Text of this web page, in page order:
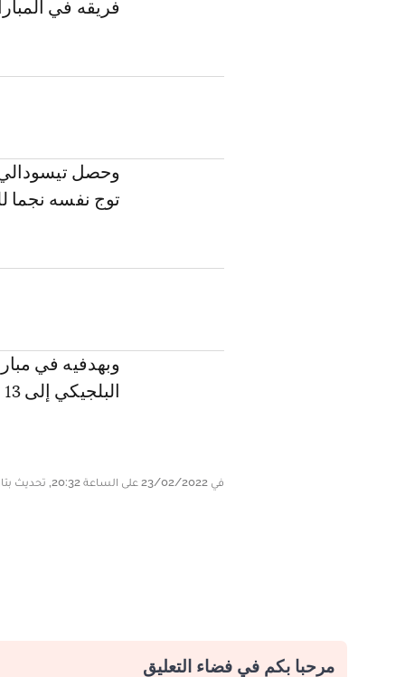
فريقه في
وحصل
توج نفسه نجما
وبهدفيه في
البلجيكي إلى 13 هدفا.
في 23/02/2022 على الساعة 20:32, تحديث بتاريخ 23/02/2022 على الساعة 22:49
مرحبا بكم في فضاء التعليق